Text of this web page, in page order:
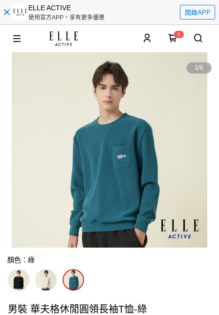
ELLE ACTIVE
使用官方APP，享有更多優惠
開啟APP
0
1/6
顏色：綠
男裝 華夫格休閒圓領長袖T恤-綠